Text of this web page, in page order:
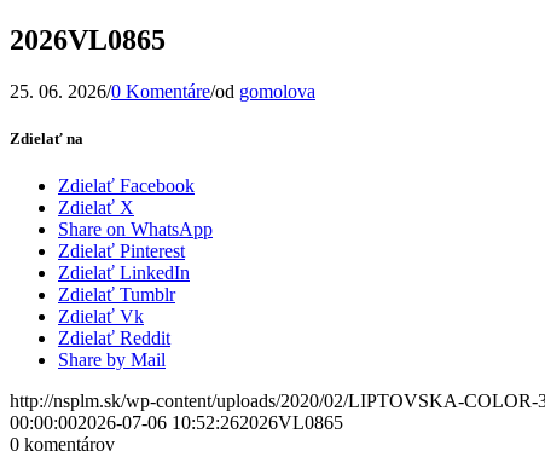
2026VL0865
25. 06. 2026/0 Komentáre/od gomolova
Zdielať na
Zdielať Facebook
Zdielať X
Share on WhatsApp
Zdielať Pinterest
Zdielať LinkedIn
Zdielať Tumblr
Zdielať Vk
Zdielať Reddit
Share by Mail
http://nsplm.sk/wp-content/uploads/2020/02/LIPTOVSKA-COLOR-
00:00:002026-07-06 10:52:262026VL0865
0 komentárov